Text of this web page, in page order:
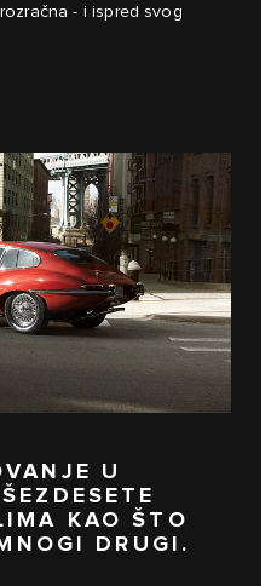
- i ispred svog
U
KAO ŠTO
DRUGI.